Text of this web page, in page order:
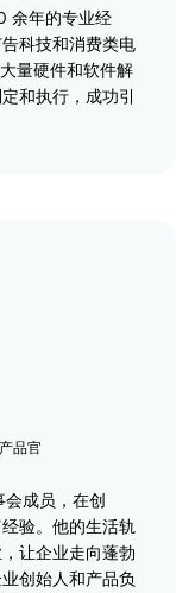
余年的专业经
科技和消费类电
量硬件和软件解
和执行，成功引
品官
成员，在创
验。他的生活轨
让企业走向蓬勃
创始人和产品负